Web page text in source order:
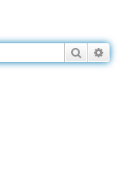
Поиск